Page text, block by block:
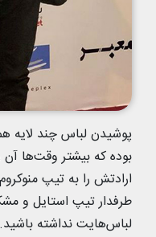
پوشیدن لباس چند لایه
بوده که بیشتر وقت‌ها آن
ارادتش را به تیپ
طرفدار تیپ استایل و
لباس‌هایت نداشته باشید.